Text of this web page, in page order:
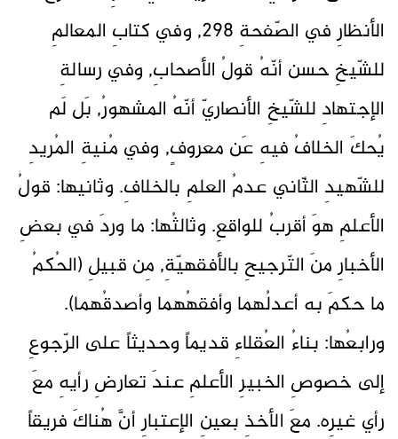
الأنظارِ في الصّفحةِ 298, وفي كتابِ المعالمِ
للشّيخِ حسن أنّهُ قولُ الأصحابِ, وفي رسالةِ
الإجتهادِ للشّيخِ الأنصاريّ أنّهُ المشهورُ, بَل لَم
يُحكَ الخلافُ فيهِ عَن معروفٍ, وفي مُنيةِ المُريدِ
للشّهيدِ الثّاني عدمُ العلمِ بالخلافِ. وثانيها: قولُ
الأعلمِ هوَ أقربُ للواقعِ. وثالثُها: ما وردَ في بعضِ
الأخبارِ منَ التّرجيحِ بالأفقهيّةِ, مِن قبيلِ (الحُكمُ
ما حكمَ به أعدلُهما وأفقهُهما وأصدقُهما).
ورابعُها: بناءُ العُقلاءِ قديماً وحديثاً على الرّجوعِ
إلى خصوصِ الخبيرِ الأعلمِ عندَ تعارضِ رأيهِ معَ
رأي غيرِه. معَ الأخذِ بعينِ الإعتبارِ أنَّ هُناكَ فريقاً